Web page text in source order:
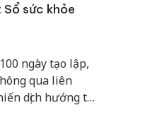
sức khỏe
ngày tạo lập,
qua liên
dịch hướng tới